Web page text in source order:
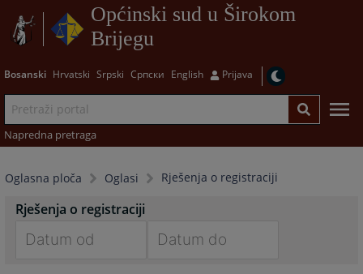
Općinski sud u Širokom
Brijegu
Bosanski Hrvatski Srpski Српски English Prijava
Napredna pretraga
Oglasna ploča Oglasi Rješenja o registraciji
Rješenja o registraciji